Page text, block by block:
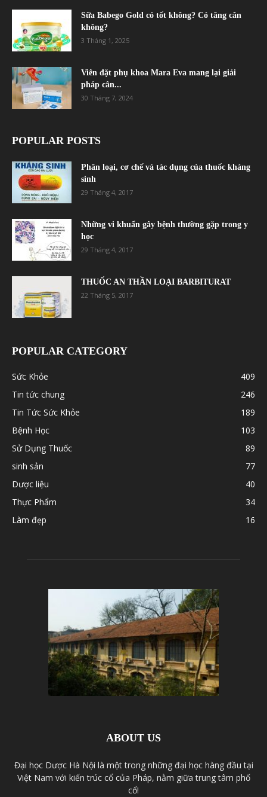
Sữa Babego Gold có tốt không? Có tăng cân
không?
3 Tháng 1, 2025
Viên đặt phụ khoa Mara Eva mang lại giải
pháp cân...
30 Tháng 7, 2024
POPULAR POSTS
Phân loại, cơ chế và tác dụng của thuốc kháng
sinh
29 Tháng 4, 2017
Những vi khuẩn gây bệnh thường gặp trong y
học
29 Tháng 4, 2017
THUỐC AN THẦN LOẠI BARBITURAT
22 Tháng 5, 2017
POPULAR CATEGORY
Sức Khỏe
409
Tin tức chung
246
Tin Tức Sức Khỏe
189
Bệnh Học
103
Sử Dụng Thuốc
89
sinh sản
77
Dược liệu
40
Thực Phẩm
34
Làm đẹp
16
ABOUT US
Đại học Dược Hà Nội là một trong những đại học hàng đầu tại
Việt Nam với kiến trúc cổ của Pháp, nằm giữa trung tâm phố
cổ!